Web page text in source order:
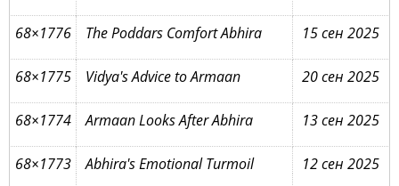
68×1776 The Poddars Comfort Abhira 15 сен 2025
68×1775 Vidya's Advice to Armaan 20 сен 2025
68×1774 Armaan Looks After Abhira 13 сен 2025
68×1773 Abhira's Emotional Turmoil 12 сен 2025